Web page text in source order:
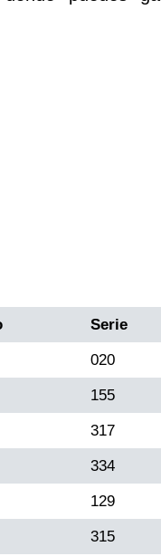
Serie
020
155
317
334
129
315